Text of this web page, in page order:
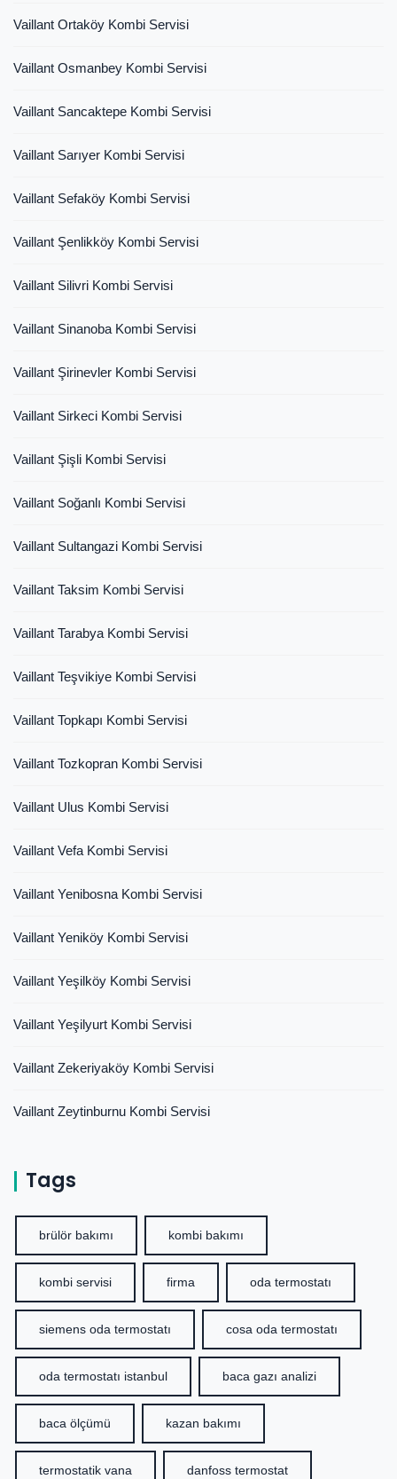
Vaillant Ortaköy Kombi Servisi
Vaillant Osmanbey Kombi Servisi
Vaillant Sancaktepe Kombi Servisi
Vaillant Sarıyer Kombi Servisi
Vaillant Sefaköy Kombi Servisi
Vaillant Şenlikköy Kombi Servisi
Vaillant Silivri Kombi Servisi
Vaillant Sinanoba Kombi Servisi
Vaillant Şirinevler Kombi Servisi
Vaillant Sirkeci Kombi Servisi
Vaillant Şişli Kombi Servisi
Vaillant Soğanlı Kombi Servisi
Vaillant Sultangazi Kombi Servisi
Vaillant Taksim Kombi Servisi
Vaillant Tarabya Kombi Servisi
Vaillant Teşvikiye Kombi Servisi
Vaillant Topkapı Kombi Servisi
Vaillant Tozkopran Kombi Servisi
Vaillant Ulus Kombi Servisi
Vaillant Vefa Kombi Servisi
Vaillant Yenibosna Kombi Servisi
Vaillant Yeniköy Kombi Servisi
Vaillant Yeşilköy Kombi Servisi
Vaillant Yeşilyurt Kombi Servisi
Vaillant Zekeriyaköy Kombi Servisi
Vaillant Zeytinburnu Kombi Servisi
Tags
brülör bakımı kombi bakımı
kombi servisi firma oda termostatı
siemens oda termostatı cosa oda termostatı
oda termostatı istanbul baca gazı analizi
baca ölçümü kazan bakımı
termostatik vana danfoss termostat